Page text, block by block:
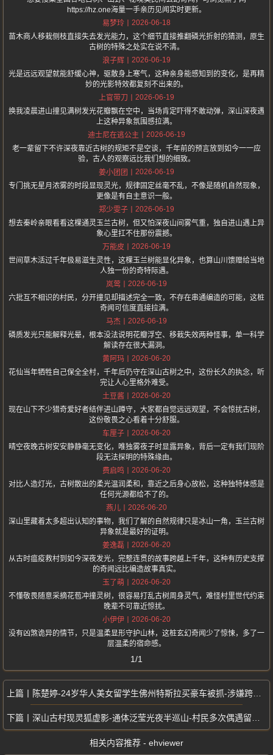
https://hz.one海量一手亲历见闻实时更新。
易梦玲
2026-06-18
苗木商人移栽侧枝直接失去发光能力，这个细节直接推翻磷光折射的猜测，原生
古树的特殊之处实在说不清。
浪子辉
2026-06-19
光是远远观望就能舒缓心神，驱散身上寒气，这种亲身能感知到的变化，是再精
妙的光影特效都复刻不出来的。
上官带刀
2026-06-19
换我凌晨进山撞见满树发光花瓣飘在空中，当场肯定吓得不敢动弹，深山深夜遇
上这种异象氛围感拉满。
迪士尼在逃公主
2026-06-19
老一辈留下不许深夜靠近古树的规矩不是空谈，千年前的预言放到如今一一应
验，古人的观察远比我们想的细致。
姜小团团
2026-06-19
专门挑无星月浓雾的时段显现灵光，规律固定丝毫不乱，不像是随机自然现象，
更像是有自主意识一般。
郑少雯子
2026-06-19
想去秦岭亲眼看看这棵通灵玉兰古树，但又怕深夜山间雾气重，独自进山遇上异
象心里扛不住那份震撼。
万能皮
2026-06-19
世间草木活过千年极易滋生灵性，这棵玉兰树能显化异象，也算山川馈赠给当地
人独一份的奇特际遇。
岚莺
2026-06-19
六批互不相识的村民，分开撞见却描述完全一致，不存在串通编造的可能，这桩
奇闻可信度直接拉满。
马杰
2026-06-19
磷质发光只能解释光晕，根本没法说明花瓣浮空、移栽失效两种怪事，单一科学
解读存在很大漏洞。
黄阿玛
2026-06-20
花仙当年牺牲自己保全全村，千年后仍守在深山古树之中，这份长久的执念，听
完让人心里格外难受。
土豆酱
2026-06-20
现在山下不少猎奇爱好者结伴进山蹲守，大家都自觉远远观望，不会惊扰古树，
这份敬畏之心看着十分舒服。
车厘子
2026-06-20
晴空夜晚古树安安静静毫无变化，唯独雾夜子时显露异象，背后一定有我们现阶
段无法探明的特殊缘由。
费启鸣
2026-06-20
对比人造灯光，古树散出的柔光温润柔和，靠近之后身心放松，这种独特体感是
任何光源都给不了的。
燕儿
2026-06-20
深山里藏着太多超出认知的事物，我们了解的自然规律只是冰山一角，玉兰古树
异象就是最好的证明。
姜逸磊
2026-06-20
从古时瘟疫救村到如今深夜发光，完整连贯的故事跨越上千年，这种有历史支撑
的奇闻远比编造故事真实。
玉了萌
2026-06-20
不懂敬畏随意采摘花苞冲撞灵树，很容易打乱古树周身灵气，难怪村里世代约束
晚辈不可靠近惊扰。
小伊伊
2026-06-20
没有凶煞诡异的情节，只是温柔显形守护山林，这桩玄幻奇闻少了惊悚，多了一
层温柔的宿命感。
1/1
陈楚婷-24岁华人美女留学生佛州特斯拉买豪车被抓-涉嫌跨国金融诈骗
深山古村现灵狐虚影-通体泛莹光夜半巡山-村民多次偶遇留下离奇见闻
相关内容推荐 - ehviewer